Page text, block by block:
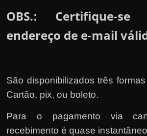
OBS.:
Certifique-
endereço de e-mail
São disponibilizados três
Cartão, pix, ou boleto.
Para o pagamento via
recebimento é quase